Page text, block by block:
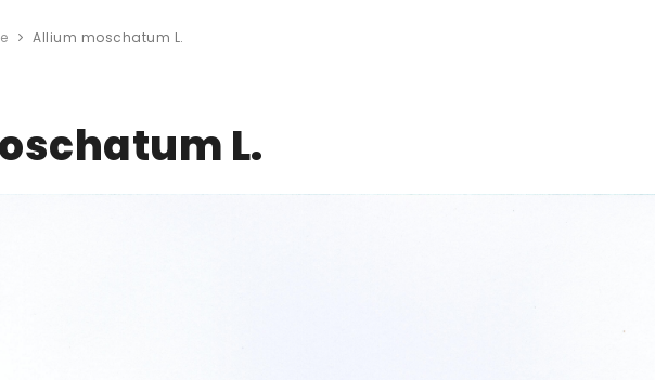
Allium moschatum L.
L.